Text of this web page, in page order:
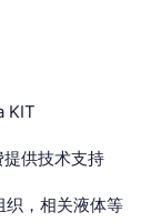
KIT
供技术支持
织，相关液体等